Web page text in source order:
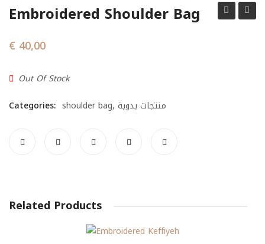
Financial Tips
Embroidered Shoulder Bag
€ 40,00
Out Of Stock
Categories: shoulder bag, منتجات يدوية
Related Products